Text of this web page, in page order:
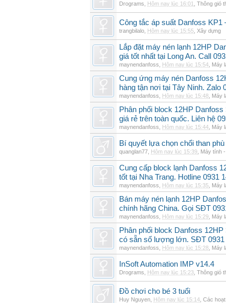
Drograms Hôm nay lúc 16:01 Thông gió
Công tắc áp suất Danfoss KP1
trangbilalo Hôm nay lúc 15:55 Xây dựng
Lắp đặt máy nén lạnh 12HP
giá tốt nhất tại Long An. Call
maynendanfoss Hôm nay lúc 15:54 Máy
Cung ứng máy nén Danfoss
hàng tận nơi tại Tây Ninh. Zalo
maynendanfoss Hôm nay lúc 15:48 Máy
Phân phối block 12HP
giá rẻ trên toàn quốc. Liên hệ
maynendanfoss Hôm nay lúc 15:44 Máy
Bí quyết lựa chọn chổi than
quanglan77 Hôm nay lúc 15:39 Máy tính
Cung cấp block lạnh Danfoss
tốt tại Nha Trang. Hotline 0931
maynendanfoss Hôm nay lúc 15:35 Máy
Bán máy nén lạnh 12HP
chính hãng China. Gọi SĐT
maynendanfoss Hôm nay lúc 15:29 Máy
Phân phối block Danfoss
có sẵn số lượng lớn. SĐT 0931
maynendanfoss Hôm nay lúc 15:28 Máy
InSoft Automation IMP v14.4
Drograms Hôm nay lúc 15:23 Thông gió
Đồ chơi cho bé 3 tuổi
Huy Nguyen Hôm nay lúc 15:14 Các